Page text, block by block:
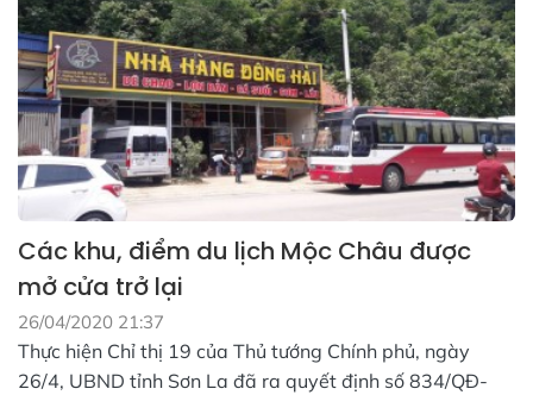
Các khu, điểm du lịch Mộc Châu được
mở cửa trở lại
26/04/2020 21:37
Thực hiện Chỉ thị 19 của Thủ tướng Chính phủ, ngày
26/4, UBND tỉnh Sơn La đã ra quyết định số 834/QĐ-